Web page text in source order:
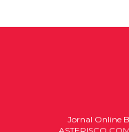
Jornal Online